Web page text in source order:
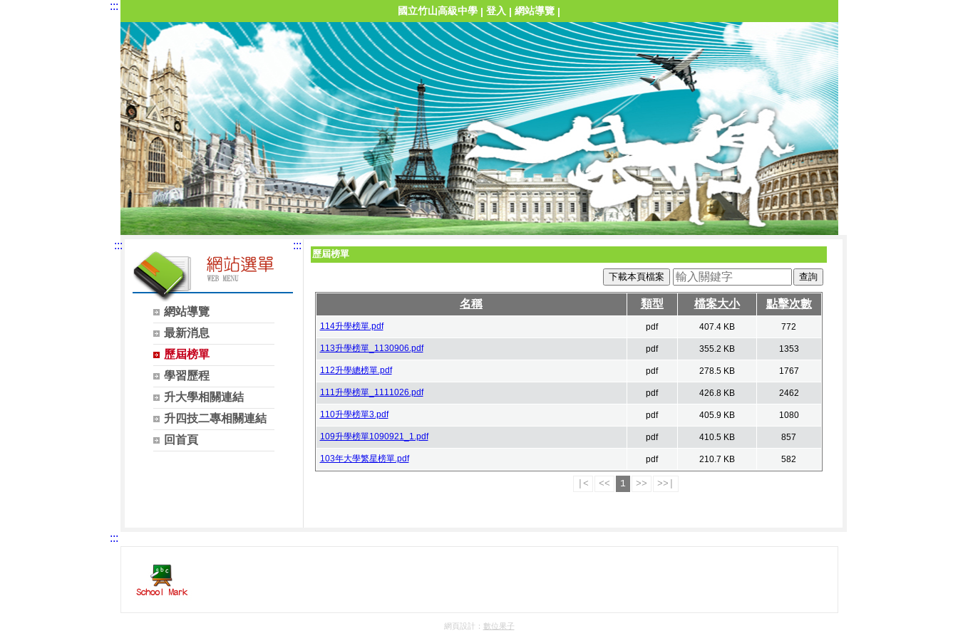
::: 國立竹山高級中學 | 登入 | 網站導覽 |
:::
網站導覽
最新消息
歷屆榜單
學習歷程
升大學相關連結
升四技二專相關連結
回首頁
:::
歷屆榜單
下載本頁檔案
名稱 類型 檔案大小 點擊次數
114升學榜單.pdf pdf 407.4 KB 772
113升學榜單_1130906.pdf pdf 355.2 KB 1353
112升學總榜單.pdf pdf 278.5 KB 1767
111升學榜單_1111026.pdf pdf 426.8 KB 2462
110升學榜單3.pdf pdf 405.9 KB 1080
109升學榜單1090921_1.pdf pdf 410.5 KB 857
103年大學繁星榜單.pdf pdf 210.7 KB 582
|< << 1 >> >>|
:::
網頁設計： 數位果子